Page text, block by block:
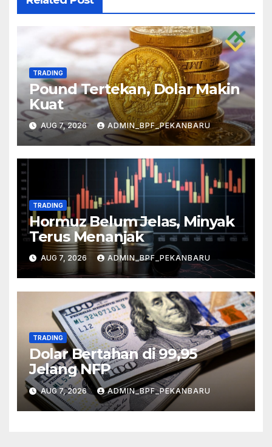
TRADING
Pound Tertekan, Dolar Makin
Kuat
AUG 7, 2026 ADMIN_BPF_PEKANBARU
TRADING
Hormuz Belum Jelas, Minyak
Terus Menanjak
AUG 7, 2026 ADMIN_BPF_PEKANBARU
TRADING
Dolar Bertahan di 99,95
Jelang NFP
AUG 7, 2026 ADMIN_BPF_PEKANBARU